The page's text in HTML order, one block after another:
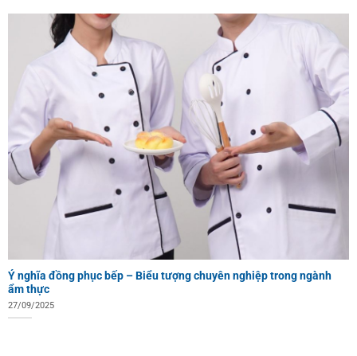
Ý nghĩa đồng phục bếp – Biểu tượng chuyên nghiệp trong ngành
ẩm thực
27/09/2025